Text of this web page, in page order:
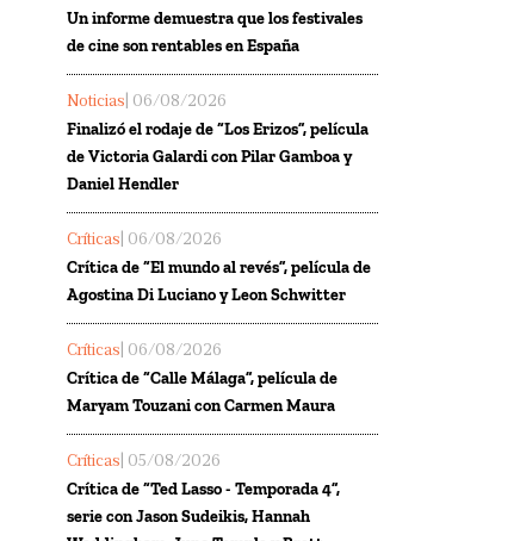
Un informe demuestra que los festivales
de cine son rentables en España
Noticias | 06/08/2026
Finalizó el rodaje de “Los Erizos”, película
de Victoria Galardi con Pilar Gamboa y
Daniel Hendler
Críticas | 06/08/2026
Crítica de “El mundo al revés”, película de
Agostina Di Luciano y Leon Schwitter
Críticas | 06/08/2026
Crítica de “Calle Málaga”, película de
Maryam Touzani con Carmen Maura
Críticas | 05/08/2026
Crítica de “Ted Lasso - Temporada 4”,
serie con Jason Sudeikis, Hannah